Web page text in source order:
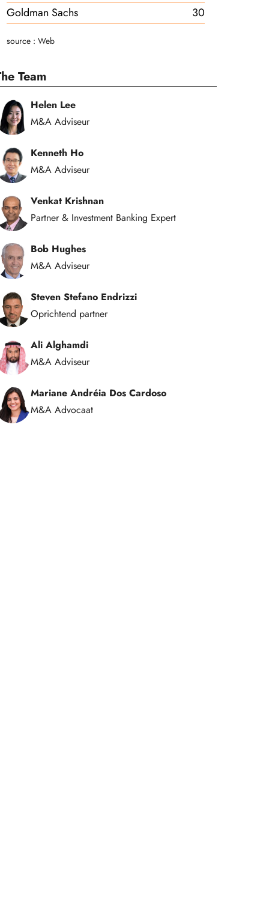
Goldman Sachs
30
source : Web
Team
Helen Lee
M&A Adviseur
Kenneth Ho
M&A Adviseur
Venkat Krishnan
Partner & Investment Banking Expert
Bob Hughes
M&A Adviseur
Steven Stefano Endrizzi
Oprichtend partner
Ali Alghamdi
M&A Adviseur
Mariane Andréia Dos Cardoso
M&A Advocaat